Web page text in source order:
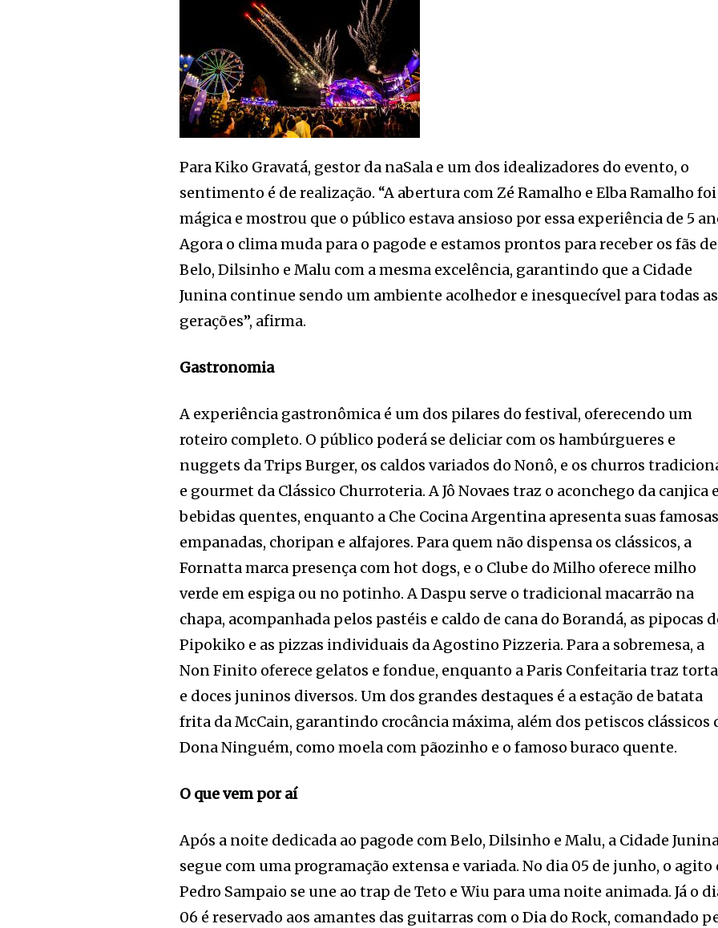
Para Kiko Gravatá, gestor da naSala e um dos idealizadores do evento, o
sentimento é de realização. “A abertura com Zé Ramalho e Elba Ramalho foi
mágica e mostrou que o público estava ansioso por essa experiência de 5
Agora o clima muda para o pagode e estamos prontos para receber os fãs de
Belo, Dilsinho e Malu com a mesma excelência, garantindo que a Cidade
Junina continue sendo um ambiente acolhedor e inesquecível para todas as
gerações”, afirma.
Gastronomia
A experiência gastronômica é um dos pilares do festival, oferecendo um
roteiro completo. O público poderá se deliciar com os hambúrgueres e
nuggets da Trips Burger, os caldos variados do Nonô, e os churros
e gourmet da Clássico Churroteria. A Jô Novaes traz o aconchego da canjica e
bebidas quentes, enquanto a Che Cocina Argentina apresenta suas famosas
empanadas, choripan e alfajores. Para quem não dispensa os clássicos, a
Fornatta marca presença com hot dogs, e o Clube do Milho oferece milho
verde em espiga ou no potinho. A Daspu serve o tradicional macarrão na
chapa, acompanhada pelos pastéis e caldo de cana do Borandá, as pipocas
Pipokiko e as pizzas individuais da Agostino Pizzeria. Para a sobremesa, a
Non Finito oferece gelatos e fondue, enquanto a Paris Confeitaria traz
e doces juninos diversos. Um dos grandes destaques é a estação de batata
frita da McCain, garantindo crocância máxima, além dos petiscos clássicos
Dona Ninguém, como moela com pãozinho e o famoso buraco quente.
O que vem por aí
Após a noite dedicada ao pagode com Belo, Dilsinho e Malu, a Cidade
segue com uma programação extensa e variada. No dia 05 de junho, o agito
Pedro Sampaio se une ao trap de Teto e Wiu para uma noite animada. Já o
06 é reservado aos amantes das guitarras com o Dia do Rock, comandado